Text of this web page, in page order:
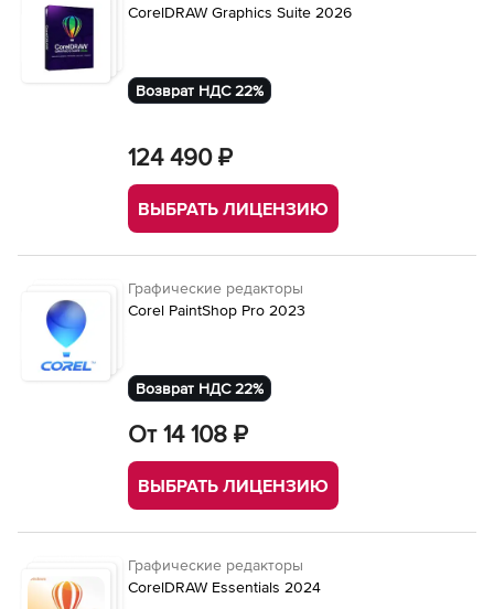
CorelDRAW Graphics Suite 2026
Возврат НДС 22%
124 490 ₽
ВЫБРАТЬ ЛИЦЕНЗИЮ
Графические редакторы
Corel PaintShop Pro 2023
Возврат НДС 22%
От 14 108 ₽
ВЫБРАТЬ ЛИЦЕНЗИЮ
Графические редакторы
CorelDRAW Essentials 2024